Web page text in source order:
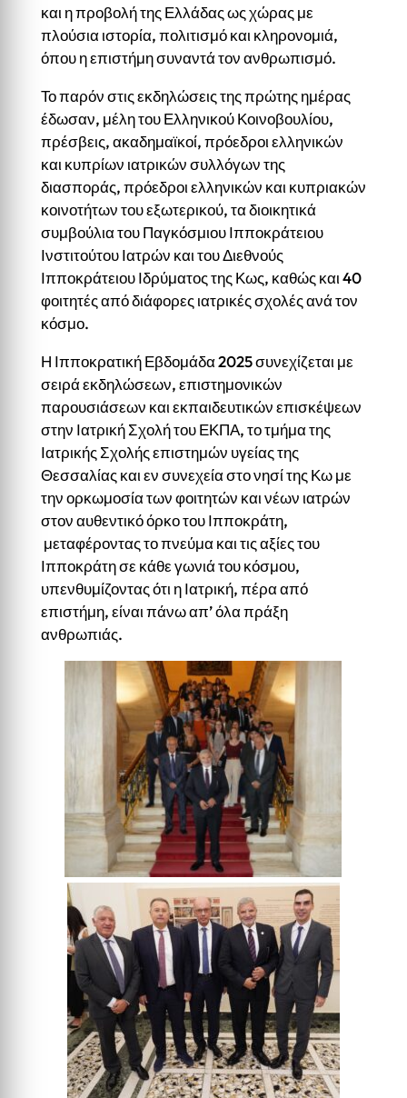
και η προβολή της Ελλάδας ως χώρας με
πλούσια ιστορία, πολιτισμό και κληρονομιά,
όπου η επιστήμη συναντά τον ανθρωπισμό.
Το παρόν στις εκδηλώσεις της πρώτης ημέρας
έδωσαν, μέλη του Ελληνικού Κοινοβουλίου,
πρέσβεις, ακαδημαϊκοί, πρόεδροι ελληνικών
και κυπρίων ιατρικών συλλόγων της
διασποράς, πρόεδροι ελληνικών και κυπριακών
κοινοτήτων του εξωτερικού, τα διοικητικά
συμβούλια του Παγκόσμιου Ιπποκράτειου
Ινστιτούτου Ιατρών και του Διεθνούς
Ιπποκράτειου Ιδρύματος της Κως, καθώς και 40
φοιτητές από διάφορες ιατρικές σχολές ανά τον
κόσμο.
Η Ιπποκρατική Εβδομάδα 2025 συνεχίζεται με
σειρά εκδηλώσεων, επιστημονικών
παρουσιάσεων και εκπαιδευτικών επισκέψεων
στην Ιατρική Σχολή του ΕΚΠΑ, το τμήμα της
Ιατρικής Σχολής επιστημών υγείας της
Θεσσαλίας και εν συνεχεία στο νησί της Κω με
την ορκωμοσία των φοιτητών και νέων ιατρών
στον αυθεντικό όρκο του Ιπποκράτη,
μεταφέροντας το πνεύμα και τις αξίες του
Ιπποκράτη σε κάθε γωνιά του κόσμου,
υπενθυμίζοντας ότι η Ιατρική, πέρα από
επιστήμη, είναι πάνω απ’ όλα πράξη
ανθρωπιάς.